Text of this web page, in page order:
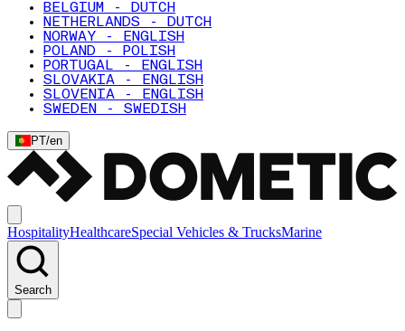
BELGIUM - DUTCH
NETHERLANDS - DUTCH
NORWAY - ENGLISH
POLAND - POLISH
PORTUGAL - ENGLISH
SLOVAKIA - ENGLISH
SLOVENIA - ENGLISH
SWEDEN - SWEDISH
PT/en
HospitalityHealthcareSpecial Vehicles & TrucksMarine
Search